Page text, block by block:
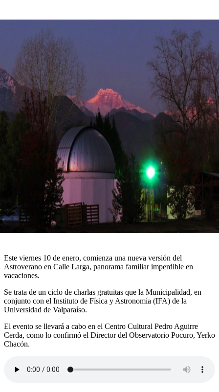
Este viernes 10 de enero, comienza una nueva versión del
Astroverano en Calle Larga, panorama familiar imperdible en
vacaciones.
Se trata de un ciclo de charlas gratuitas que la Municipalidad, en
conjunto con el Instituto de Física y Astronomía (IFA) de la
Universidad de Valparaíso.
El evento se llevará a cabo en el Centro Cultural Pedro Aguirre
Cerda, como lo confirmó el Director del Observatorio Pocuro, Yerko
Chacón.